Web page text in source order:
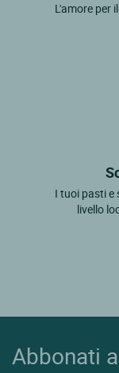
L'amore per
I tuoi pasti e
livello
Abbonati